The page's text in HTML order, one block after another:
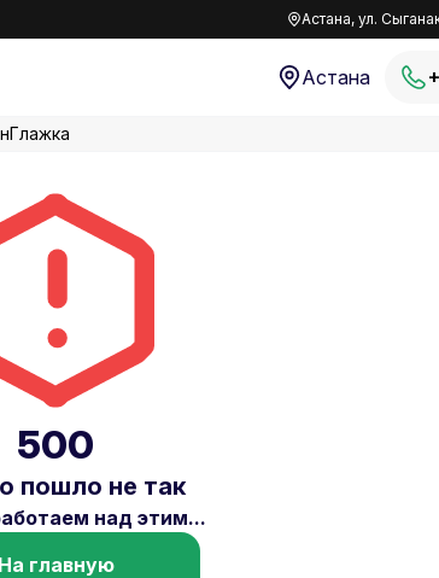
Астана, ул.
Астана
Глажка
500
пошло не так
над этим...
На главную